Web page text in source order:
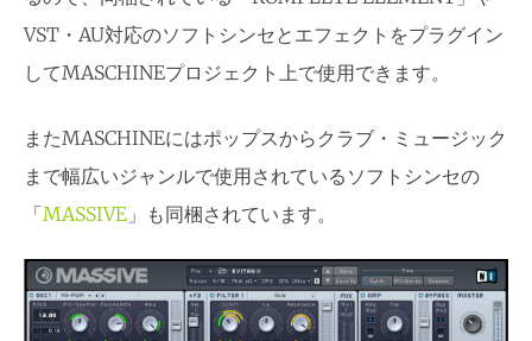
VST・AU対応のソフトシンセとエフェクトをプラグイン
してMASCHINEプロジェクト上で使用できます。
またMASCHINEにはポップスからクラブ・ミュージック
まで幅広いジャンルで使用されているソフトシンセの
「MASSIVE 」も同梱されています。